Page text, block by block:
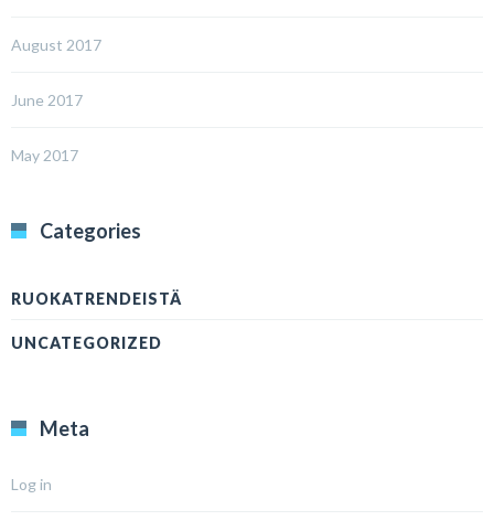
August 2017
June 2017
May 2017
Categories
RUOKATRENDEISTÄ
UNCATEGORIZED
Meta
Log in